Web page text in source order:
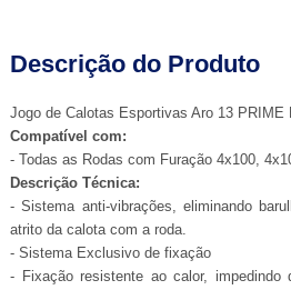
Descrição do Produto
Jogo de Calotas Esportivas Aro 13 PRIME
Compatível com:
- Todas as Rodas com Furação 4x100,
Descrição Técnica:
- Sistema anti-vibrações, eliminando
atrito da calota com a roda.
- Sistema Exclusivo de fixação
- Fixação resistente ao calor,